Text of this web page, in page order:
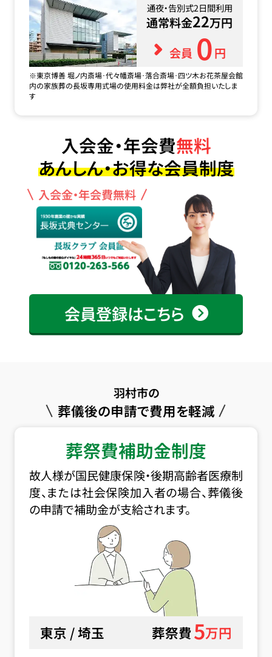
通夜・告別式2日間利用
通常料金22万円
会員 0円
※東京博善 堀ノ内斎場･代々幡斎場･落合斎場･四ツ木お花茶屋会館
内の家族葬の長坂専用式場の使用料金は弊社が全額負担いたしま
す
入会金・年会費無料
あんしん・お得な会員制度
入会金・年会費無料
会員登録はこちら
羽村市の
葬儀後の申請で費用を軽減
葬祭費補助金制度
故人様が国民健康保険・後期高齢者医療制
度、または社会保険加入者の場合、葬儀後
の申請で補助金が支給されます。
東京 / 埼玉 葬祭費5万円